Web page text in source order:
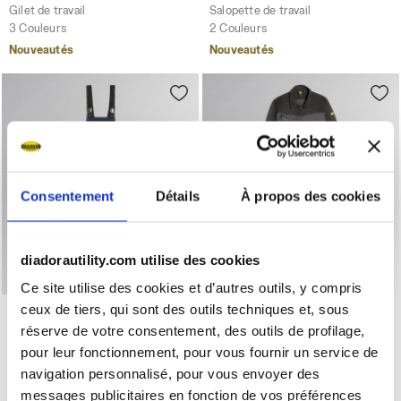
Consentement Détails À propos des cookies
diadorautility.com utilise des cookies
Ce site utilise des cookies et d’autres outils, y compris
ceux de tiers, qui sont des outils techniques et, sous
réserve de votre consentement, des outils de profilage,
pour leur fonctionnement, pour vous fournir un service de
navigation personnalisé, pour vous envoyer des
messages publicitaires en fonction de vos préférences
Gilet de travail
3 Couleurs
Nouveautés
Salopette de travail
2 Couleurs
Nouveautés
Salopette de travail BIB OVERALL POLY 2.0 BLEU
BIB OVERALL POLY 2.0
€ 56,00
Salopette de travail
2 Couleurs
Nouveautés
Mono de trabajo
COVERALL POLY 2.0
€ 67,00
Mono de trabajo
2 Couleurs
Nouveautés